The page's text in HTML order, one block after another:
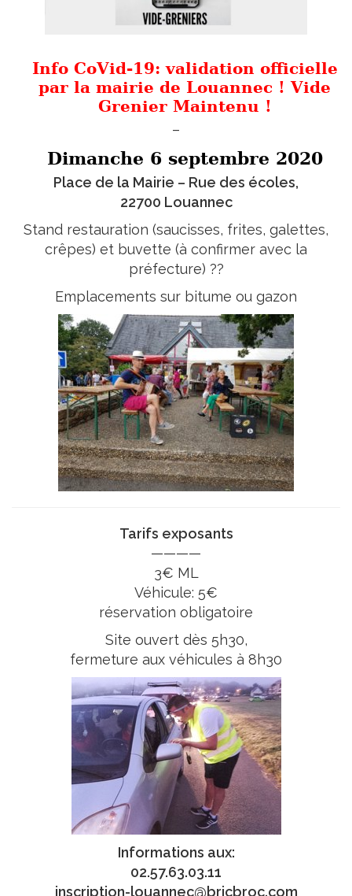
Info CoVid-19: validation officielle
par la mairie de Louannec ! Vide
Grenier Maintenu !
–
Dimanche 6 septembre 2020
Place de la Mairie – Rue des écoles,
22700 Louannec
Stand restauration (saucisses, frites, galettes,
crêpes) et buvette (à confirmer avec la
préfecture) ??
Emplacements sur bitume ou gazon
Tarifs exposants
————
3€ ML
Véhicule: 5€
réservation obligatoire
Site ouvert dès 5h30,
fermeture aux véhicules à 8h30
Informations aux:
02.57.63.03.11
inscription-louannec@bricbroc.com